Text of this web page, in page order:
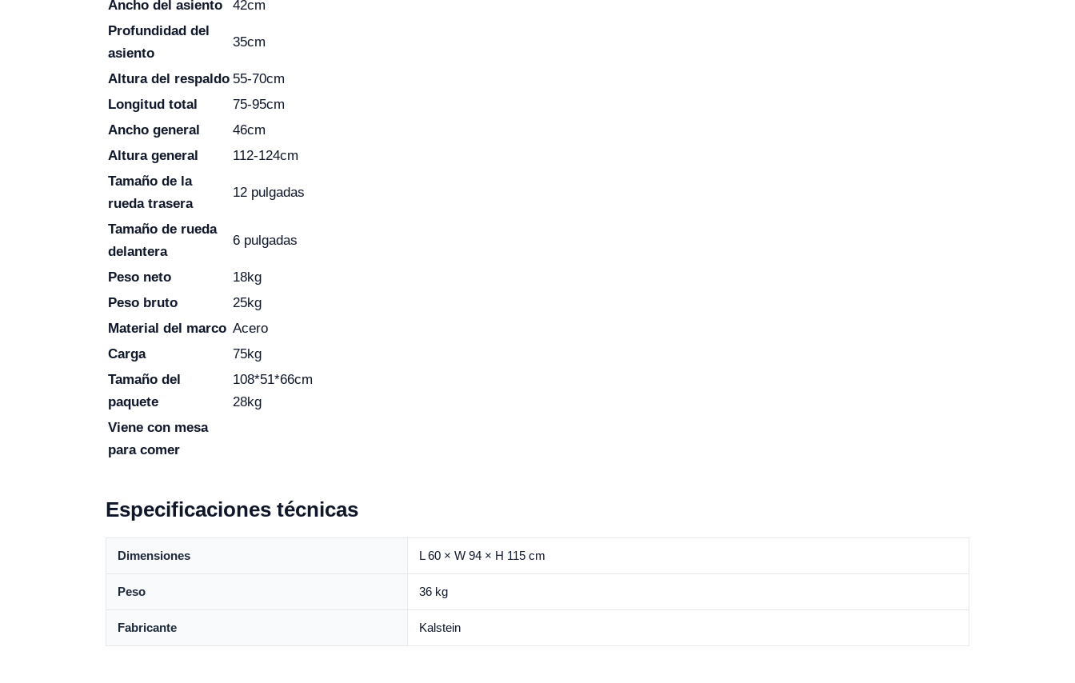
Ancho del asiento
42cm
Profundidad del
asiento
35cm
Altura del respaldo 55-70cm
Longitud total
75-95cm
Ancho general
46cm
Altura general
112-124cm
Tamaño de la
rueda trasera
12 pulgadas
Tamaño de rueda
delantera
6 pulgadas
Peso neto
18kg
Peso bruto
25kg
Material del marco Acero
Carga
75kg
Tamaño del
paquete
108*51*66cm
28kg
Viene con mesa
para comer
Especificaciones técnicas
Dimensiones L 60 × W 94 × H 115 cm
Peso 36 kg
Fabricante Kalstein